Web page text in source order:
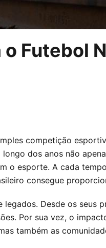
Futebol
competição
dos anos não
o esporte. A cada
consegue
Desde os seus
Por sua vez, o
também as